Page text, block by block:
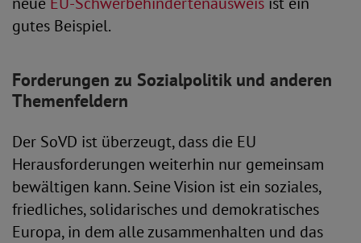
gutes Beispiel.
Forderungen zu Sozialpolitik und anderen
Themenfeldern
Der SoVD ist überzeugt, dass die EU
Herausforderungen weiterhin nur gemeinsam
bewältigen kann. Seine Vision ist ein soziales,
friedliches, solidarisches und demokratisches
Europa, in dem alle zusammenhalten und das